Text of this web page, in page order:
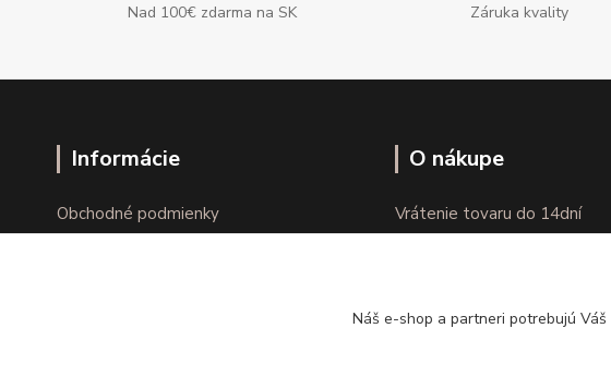
Nad 100€ zdarma na SK
Záruka kvality
Informácie
Obchodné podmienky
O nákupe
Vrátenie tovaru do 14dní
Náš e-shop a partneri potrebujú Váš